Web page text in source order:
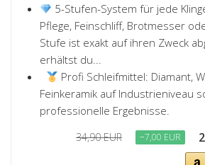
5-Stufen-System für jede
Pflege, Feinschliff, Brotmesser
Stufe ist exakt auf ihren Zweck
erhältst du...
Profi Schleifmittel: Diamant,
Feinkeramik auf Industrieniveau
professionelle Ergebnisse.
34,90 EUR −7,00 EUR